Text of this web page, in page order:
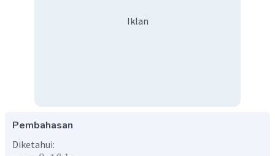
Iklan
Pembahasan
Diketahui: